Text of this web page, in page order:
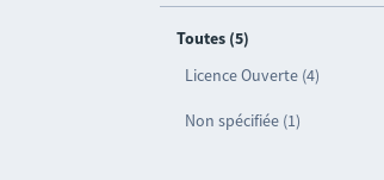
Toutes (5)
Licence Ouverte (4)
Non spécifiée (1)